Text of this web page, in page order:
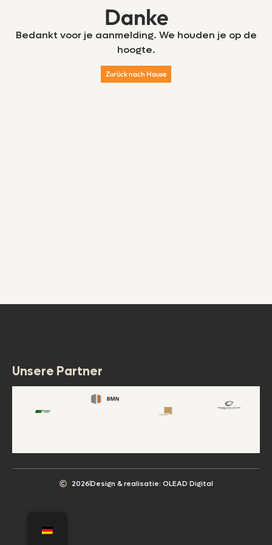
Danke
Bedankt voor je aanmelding. We houden je op de
hoogte.
Zurück nach Hause
Unsere Partner
2026Design & realisatie: OLEAD Digital